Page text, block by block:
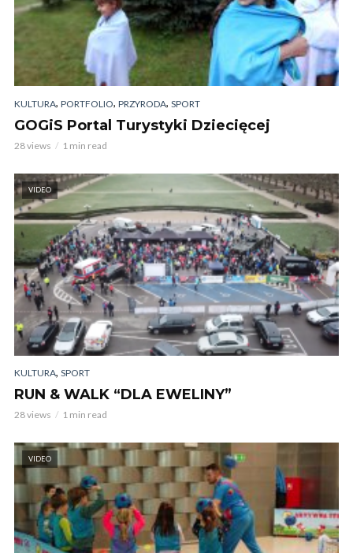
KULTURA, PORTFOLIO, PRZYRODA, SPORT
GOGiS Portal Turystyki Dziecięcej
28 views 1 min read
VIDEO
KULTURA, SPORT
RUN & WALK “DLA EWELINY”
28 views 1 min read
VIDEO